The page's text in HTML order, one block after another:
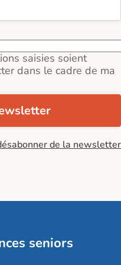
saisies soient
dans le cadre de ma
de la newsletter
seniors